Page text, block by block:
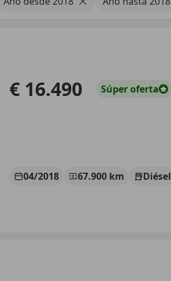
€ 16.490 Súperoferta
04/2018 67.900 km Diésel